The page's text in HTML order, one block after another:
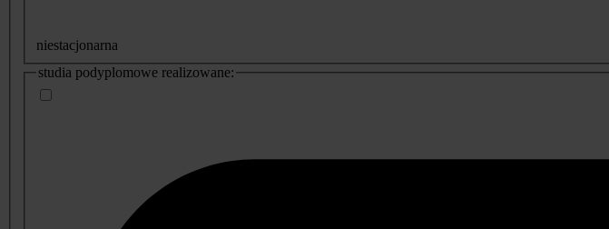
niestacjonarna
studia podyplomowe realizowane: